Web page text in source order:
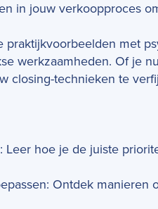
in jouw verkoopproces
praktijkvoorbeelden met
werkzaamheden. Of je
closing-technieken te
Leer hoe je de juiste
Ontdek